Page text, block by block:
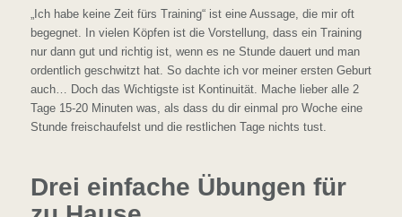
„Ich habe keine Zeit fürs Training“ ist eine Aussage, die mir oft
begegnet. In vielen Köpfen ist die Vorstellung, dass ein Training
nur dann gut und richtig ist, wenn es ne Stunde dauert und man
ordentlich geschwitzt hat. So dachte ich vor meiner ersten Geburt
auch… Doch das Wichtigste ist Kontinuität. Mache lieber alle 2
Tage 15-20 Minuten was, als dass du dir einmal pro Woche eine
Stunde freischaufelst und die restlichen Tage nichts tust.
Drei einfache Übungen für